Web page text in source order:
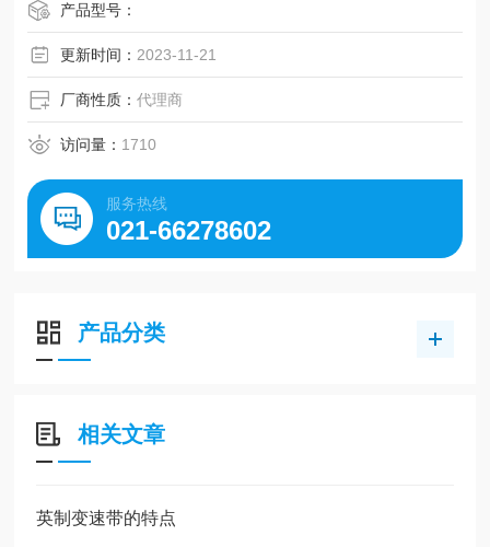
产品型号：
更新时间： 2023-11-21
厂商性质：代理商
访问量： 1710
服务热线
021-66278602
产品分类
相关文章
英制变速带的特点